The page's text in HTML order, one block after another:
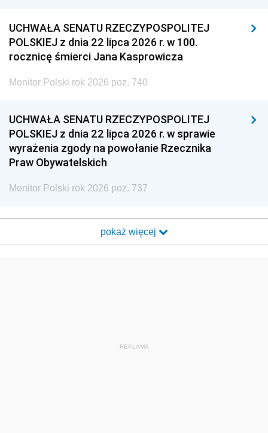
UCHWAŁA SENATU RZECZYPOSPOLITEJ
POLSKIEJ z dnia 22 lipca 2026 r. w 100.
rocznicę śmierci Jana Kasprowicza
Monitor Polski rok 2026 poz. 740
UCHWAŁA SENATU RZECZYPOSPOLITEJ
POLSKIEJ z dnia 22 lipca 2026 r. w sprawie
wyrażenia zgody na powołanie Rzecznika
Praw Obywatelskich
Monitor Polski rok 2026 poz. 737
pokaż więcej
REKLAMA